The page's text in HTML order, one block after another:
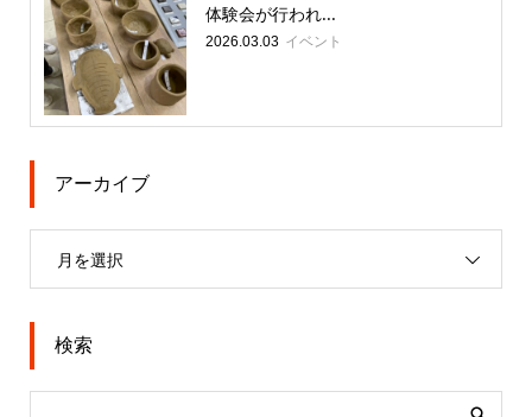
体験会が行われ...
2026.03.03 イベント
アーカイブ
月を選択
検索